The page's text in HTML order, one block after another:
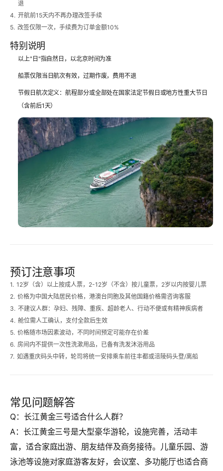
退
4. 开航前15天内不再办理改签手续
5. 改签仅限一次，手续费为订单金额10%
特别说明
以上"日"指自然日，以北京时间为准
船票仅限当日航次有效，过期作废，费用不退
节假日航次定义：航程部分或全部处在国家法定节假日或地方性重大节日
（含前后1天）
预订注意事项
1. 12岁（含）以上按成人票，2-12岁（不含）按儿童票，2岁以内按婴儿票
2. 价格为中国大陆居民价格，港澳台同胞及其他国籍价格需咨询客服
3. 不建议人群：孕妇、残障、重疾、超龄老人、行动不便或有精神疾病者
4. 舱位需人工确认，支付全款后生效
5. 价格随市场因素波动，不同时间预定可能存在价差
6. 房间内不提供一次性洗漱用品，已备有洗发沐浴用品
7. 如遇重庆码头中转，轮司将统一安排乘车前往丰都或涪陵码头登/离船
常见问题解答
Q：长江黄金三号适合什么人群？
A：长江黄金三号是大型豪华游轮，设施完善，活动丰
富，适合家庭出游、朋友结伴及商务接待。儿童乐园、游
泳池等设施对家庭游客友好，会议室、多功能厅也适合商